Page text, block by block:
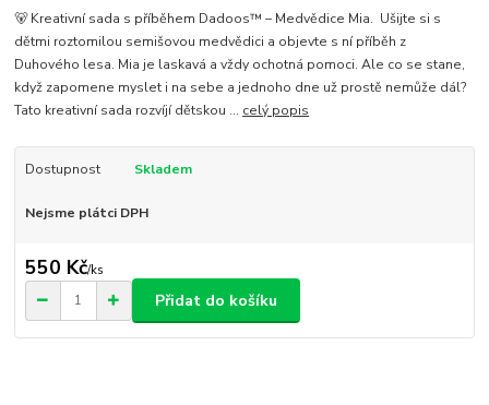
🐻 Kreativní sada s příběhem Dadoos™ – Medvědice Mia. Ušijte si s
dětmi roztomilou semišovou medvědici a objevte s ní příběh z
Duhového lesa. Mia je laskavá a vždy ochotná pomoci. Ale co se stane,
když zapomene myslet i na sebe a jednoho dne už prostě nemůže dál?
Tato kreativní sada rozvíjí dětskou ... celý popis
Dostupnost Skladem
Nejsme plátci DPH
550 Kč/ks
Přidat do košíku